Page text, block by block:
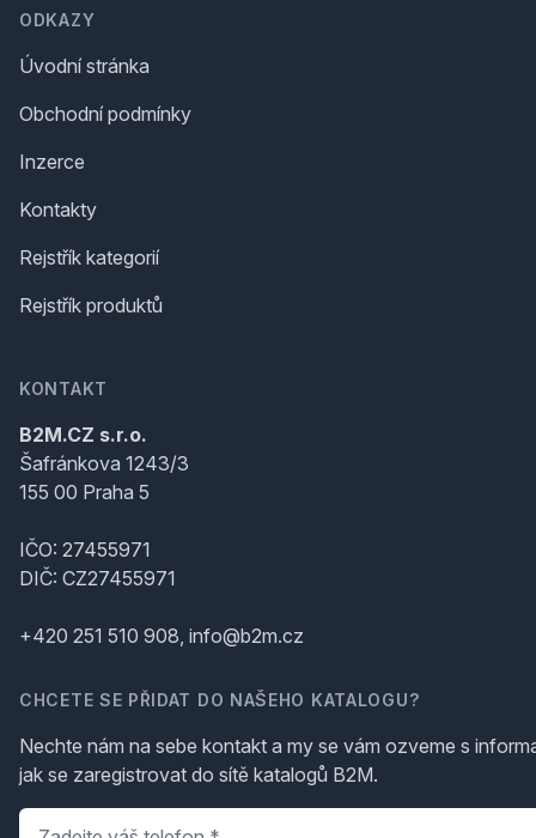
ODKAZY
Úvodní stránka
Obchodní podmínky
Inzerce
Kontakty
Rejstřík kategorií
Rejstřík produktů
KONTAKT
B2M.CZ s.r.o.
Šafránkova 1243/3
155 00 Praha 5
IČO: 27455971
DIČ: CZ27455971
+420 251 510 908, info@b2m.cz
CHCETE SE PŘIDAT DO NAŠEHO KATALOGU?
Nechte nám na sebe kontakt a my se vám ozveme s
jak se zaregistrovat do sítě katalogů B2M.
Telefon